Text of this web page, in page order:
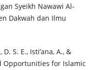
Syeikh Nawawi Al-
Dakwah dan Ilmu
S. E., Isti’ana, A., &
Opportunities for Islamic